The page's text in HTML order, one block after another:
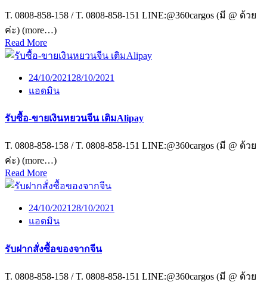
T. 0808-858-158 / T. 0808-858-151 LINE:@360cargos (มี @ ด้วย
ค่ะ) (more…)
Read More
24/10/2021 28/10/2021
แอดมิน
รับซื้อ-ขายเงินหยวนจีน เติมAlipay
T. 0808-858-158 / T. 0808-858-151 LINE:@360cargos (มี @ ด้วย
ค่ะ) (more…)
Read More
24/10/202128/10/2021
แอดมิน
รับฝากสั่งซื้อของจากจีน
T. 0808-858-158 / T. 0808-858-151 LINE:@360cargos (มี @ ด้วย